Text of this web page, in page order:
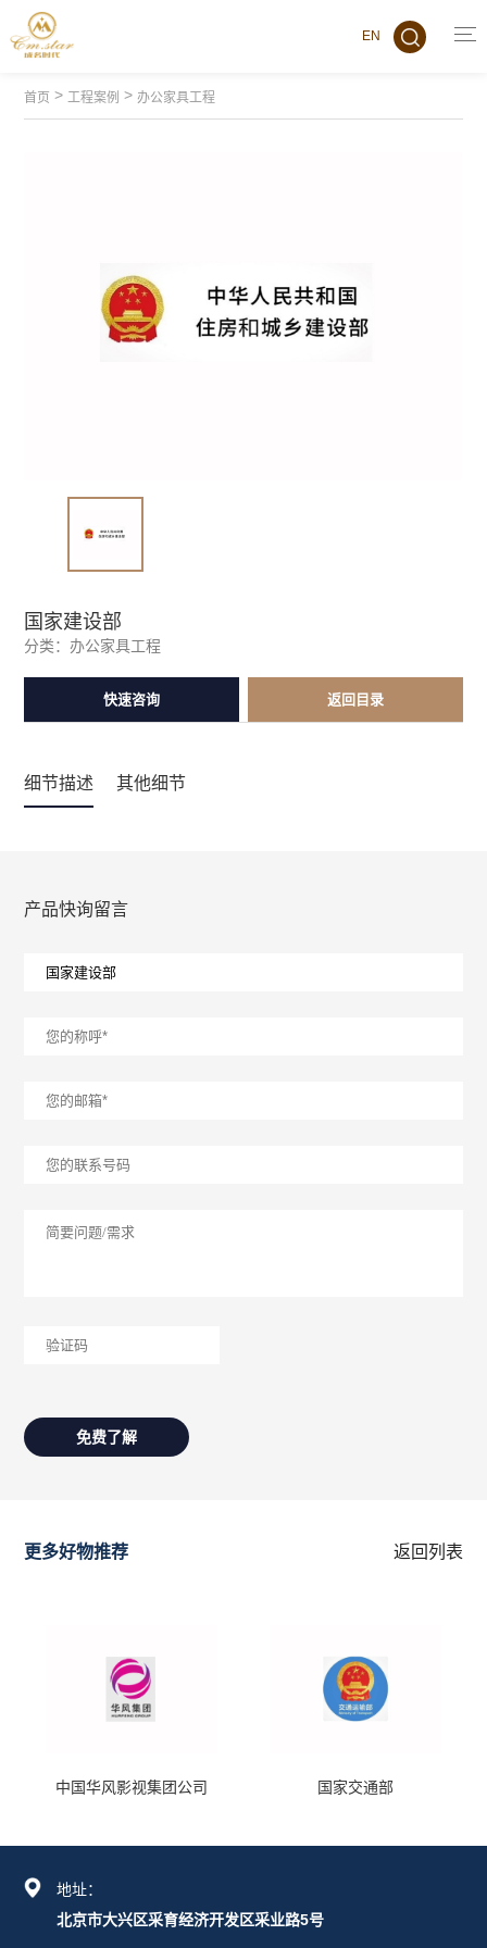
EN
首页 > 工程案例 > 办公家具工程
国家建设部
分类： 办公家具工程
快速咨询 返回目录
细节描述 其他细节
产品快询留言
更多好物推荐 返回列表
中国华风影视集团公司 国家交通部
地址：
北京市大兴区采育经济开发区采业路5号